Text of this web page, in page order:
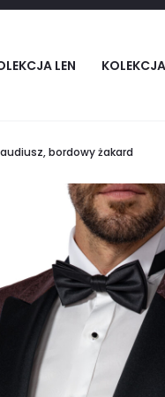
LEN
bordowy żakard